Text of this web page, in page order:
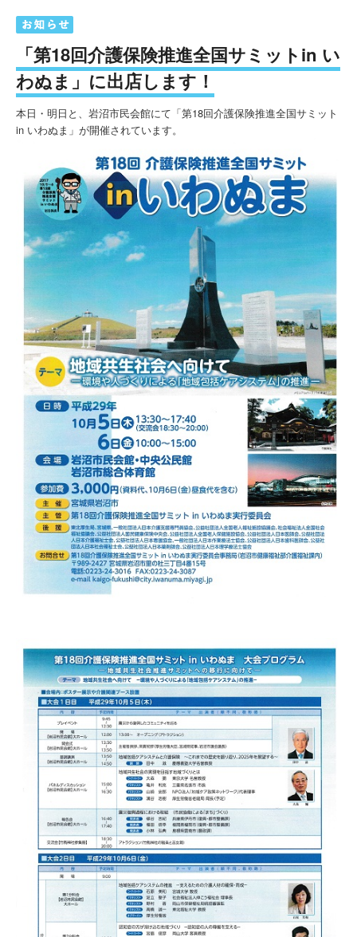
「第18回介護保険推進全国サミットin い
わぬま」に出店します！
本日・明日と、岩沼市民会館にて「第18回介護保険推進全国サミット
in いわぬま」が開催されています。